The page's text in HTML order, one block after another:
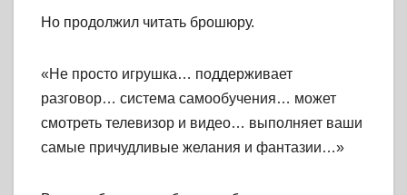
Но продолжил читать брошюру.
«Не просто игрушка… поддерживает
разговор… система самообучения… может
смотреть телевизор и видео… выполняет ваши
самые причудливые желания и фантазии…»